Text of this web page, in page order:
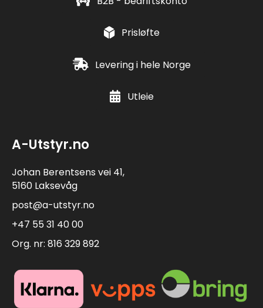
Prisløfte
Levering i hele Norge
Utleie
A-Utstyr.no
Johan Berentsens vei 41,
5160 Laksevåg
post@a-utstyr.no
+47 55 31 40 00
Org. nr: 816 329 892